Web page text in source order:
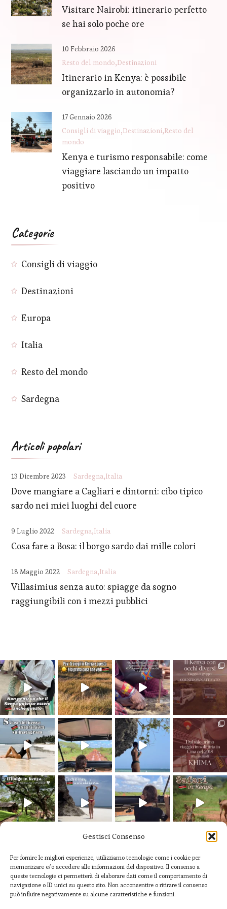
Gestisci Consenso
Per fornire le migliori esperienze, utilizziamo tecnologie come i cookie per
memorizzare e/o accedere alle informazioni del dispositivo. Il consenso a
queste tecnologie ci permetterà di elaborare dati come il comportamento di
navigazione o ID unici su questo sito. Non acconsentire o ritirare il consenso
può influire negativamente su alcune caratteristiche e funzioni.
Visitare Nairobi: itinerario perfetto
se hai solo poche ore
Resto del mondo Destinazioni
Itinerario in Kenya: è possibile
organizzarlo in autonomia?
10 Febbraio 2026
Consigli di viaggio Destinazioni Resto del
mondo
Kenya e turismo responsabile: come
viaggiare lasciando un impatto
positivo
17 Gennaio 2026
Categorie
Consigli di viaggio
Destinazioni
Europa
Italia
Resto del mondo
Sardegna
Articoli popolari
Sardegna Italia
Dove mangiare a Cagliari e dintorni: cibo tipico
sardo nei miei luoghi del cuore
13 Dicembre 2023
Sardegna Italia
Cosa fare a Bosa: il borgo sardo dai mille colori
9 Luglio 2022
Sardegna Italia
Villasimius senza auto: spiagge da sogno
raggiungibili con i mezzi pubblici
18 Maggio 2022